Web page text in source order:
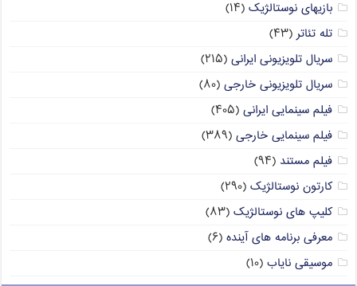
بازیهای نوستالژیک (۱۴)
تله تئاتر (۴۳)
سریال تلویزیونی ایرانی (۲۱۵)
سریال تلویزیونی خارجی (۸۰)
فیلم سینمایی ایرانی (۴۰۵)
فیلم سینمایی خارجی (۳۸۹)
فیلم مستند (۹۴)
کارتون نوستالژیک (۲۹۰)
کلیپ های نوستالژیک (۸۳)
معرفی برنامه های آینده (۶)
موسیقی نایاب (۱۰)